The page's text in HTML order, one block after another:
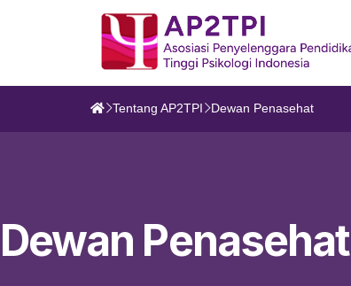
Tentang AP2TPI Dewan Penasehat
Dewan Penasehat